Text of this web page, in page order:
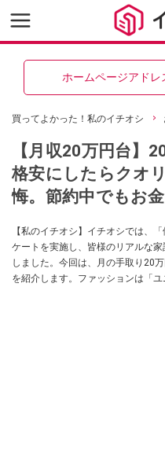
ホームページアドレ
買ってよかった！私のイチオシ
【月収20万円台】
格安にしたらクオ
悔。節約中でもお
【私のイチオシ】イチオシでは、
ケートを実施し、皆様のリアルな
しました。今回は、月の手取り20
を紹介します。ファッションは「
洗濯機など「5年以上使う家電」